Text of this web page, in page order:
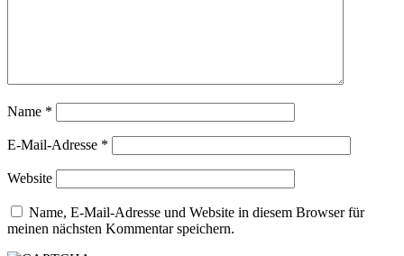
Name *
E-Mail-Adresse *
Website
Name, E-Mail-Adresse und Website in diesem Browser für
meinen nächsten Kommentar speichern.